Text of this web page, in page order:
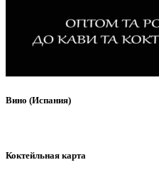
Вино (Испания)
Коктейльная карта